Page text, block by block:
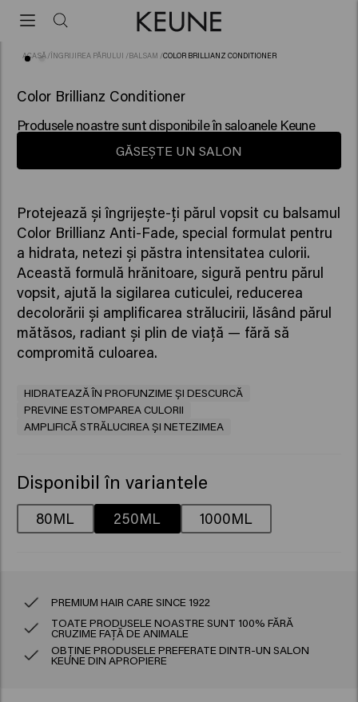
ACASĂ /ÎNGRIJIREA PĂRULUI /BALSAM /COLOR BRILLIANZ CONDITIONER
Color Brillianz Conditioner
Produsele noastre sunt disponibile în saloanele Keune
GĂSEȘTE UN SALON
Protejează și îngrijește-ți părul vopsit cu balsamul
Color Brillianz Anti-Fade, special formulat pentru
a hidrata, netezi și păstra intensitatea culorii.
Această formulă hrănitoare, sigură pentru părul
vopsit, ajută la sigilarea cuticulei, reducerea
decolorării și amplificarea strălucirii, lăsând părul
mătăsos, radiant și plin de viață — fără să
compromită culoarea.
HIDRATEAZĂ ÎN PROFUNZIME ȘI DESCURCĂ
PREVINE ESTOMPAREA CULORII
AMPLIFICĂ STRĂLUCIREA ȘI NETEZIMEA
Disponibil în variantele
80ML 250ML 1000ML
PREMIUM HAIR CARE SINCE 1922
TOATE PRODUSELE NOASTRE SUNT 100% FĂRĂ
CRUZIME FAȚĂ DE ANIMALE
OBȚINE PRODUSELE PREFERATE DINTR-UN SALON
KEUNE DIN APROPIERE